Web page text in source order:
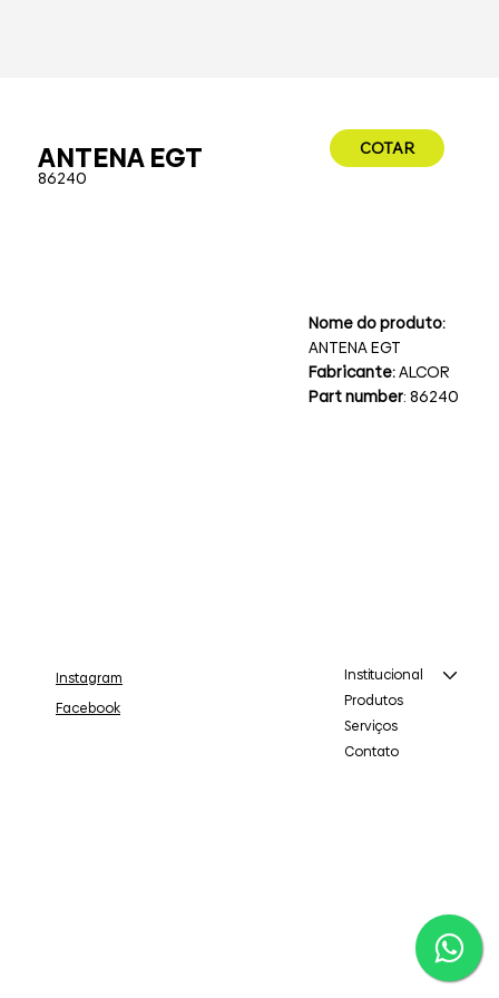
ANTENA EGT
86240
COTAR
Nome do produto:
ANTENA EGT
Fabricante:ALCOR
Part number: 86240
Institucional
Produtos
Serviços
Contato
Instagram
Facebook